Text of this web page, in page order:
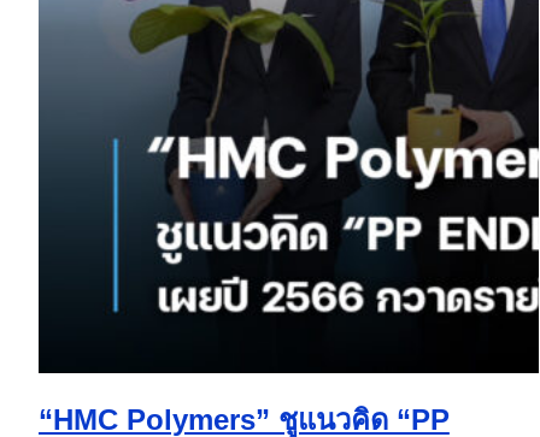
“HMC Polymers” ชูแนวคิด “PP